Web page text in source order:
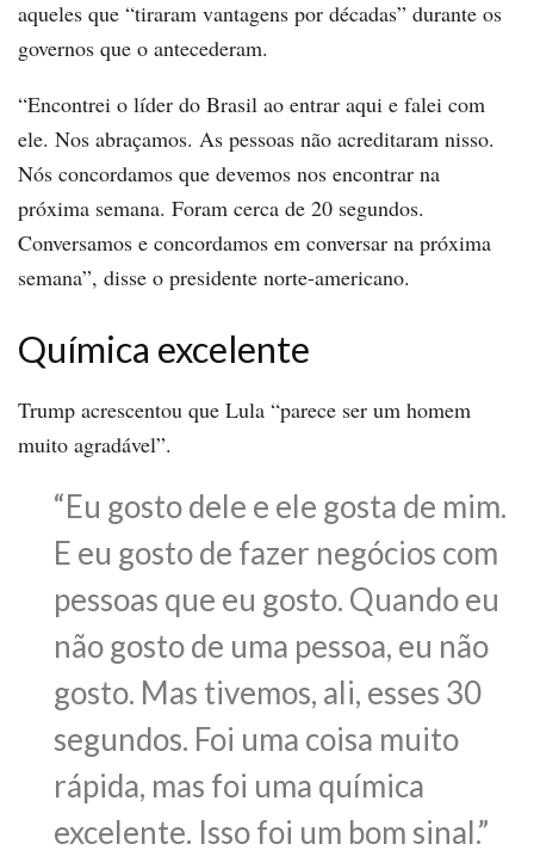
aqueles que “tiraram vantagens por décadas” durante os
governos que o antecederam.
“Encontrei o líder do Brasil ao entrar aqui e falei com
ele. Nos abraçamos. As pessoas não acreditaram nisso.
Nós concordamos que devemos nos encontrar na
próxima semana. Foram cerca de 20 segundos.
Conversamos e concordamos em conversar na próxima
semana”, disse o presidente norte-americano.
Química excelente
Trump acrescentou que Lula “parece ser um homem
muito agradável”.
“Eu gosto dele e ele gosta de mim.
E eu gosto de fazer negócios com
pessoas que eu gosto. Quando eu
não gosto de uma pessoa, eu não
gosto. Mas tivemos, ali, esses 30
segundos. Foi uma coisa muito
rápida, mas foi uma química
excelente. Isso foi um bom sinal.”